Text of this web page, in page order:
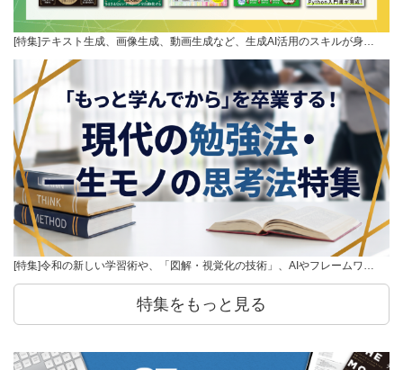
[特集]テキスト生成、画像生成、動画生成など、生成AI活用のスキルが身…
[特集]令和の新しい学習術や、「図解・視覚化の技術」、AIやフレームワ…
特集をもっと見る